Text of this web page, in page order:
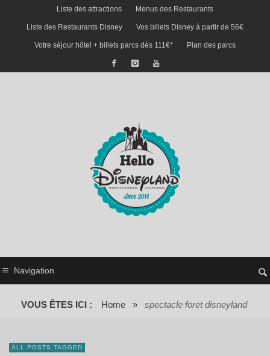
Liste des attractions Menus des Restaurants
Liste des Restaurants Disney Vos billets Disney à partir de 56€
Votre séjour hôtel + billets parcs dès 111€* Plan des parcs
Navigation
VOUS ÊTES ICI : Home » spectacle foret disneyland
ALL POSTS TAGGED